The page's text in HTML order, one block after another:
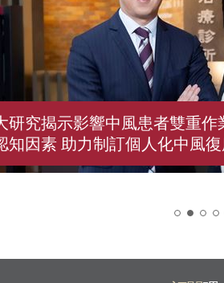
研究揭示影響中風患者雙重
知因素 助力制訂個人化中風